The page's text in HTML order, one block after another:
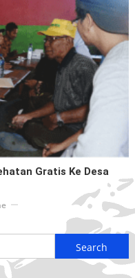
Gratis Ke Desa
Search
for: